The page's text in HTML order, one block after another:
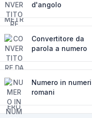
d'angolo
Convertitore da
parola a numero
Numero in numeri
romani